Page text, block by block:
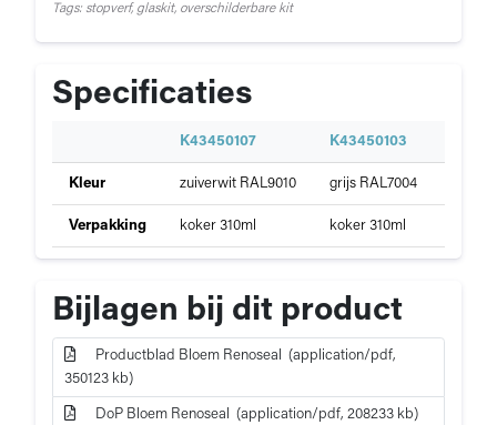
Tags: stopverf, glaskit, overschilderbare kit
Specificaties
Specificaties
Bloem
Renoseal
p
e
c
i
f
c
t
i
e
K43450107 K43450103
Kleur zuiverwit RAL9010 grijs RAL7004
Verpakking koker 310ml koker 310ml
Bijlagen bij dit product
Productblad Bloem Renoseal (application/pdf,
350123 kb)
DoP Bloem Renoseal (application/pdf, 208233 kb)